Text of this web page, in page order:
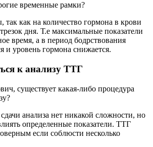
временные рамки?
как на количество гормона в крови
дня. Т.е максимальные показатели
время, а в период бодрствования
и уровень гормона снижается.
к анализу ТТГ
существует какая-либо процедура
анализа нет никакой сложности, но
определенные показатели. ТТГ
если соблюсти несколько